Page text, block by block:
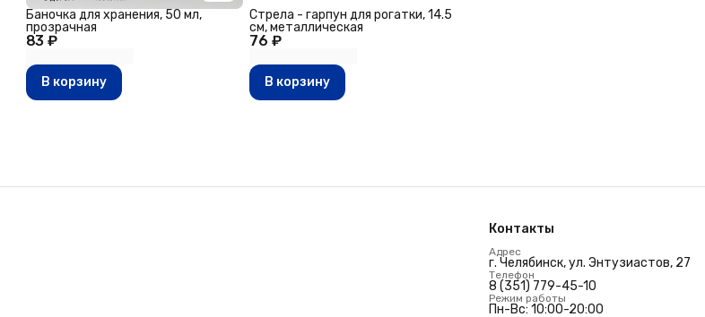
83 ₽
Баночка для хранения, 50 мл,
прозрачная
В корзину
76 ₽
Стрела - гарпун для рогатки, 14.5
см, металлическая
В корзину
Контакты
Адрес
г. Челябинск, ул. Энтузиастов, 27
Телефон
8 (351) 779-45-10
Режим работы
Пн-Вс: 10:00-20:00